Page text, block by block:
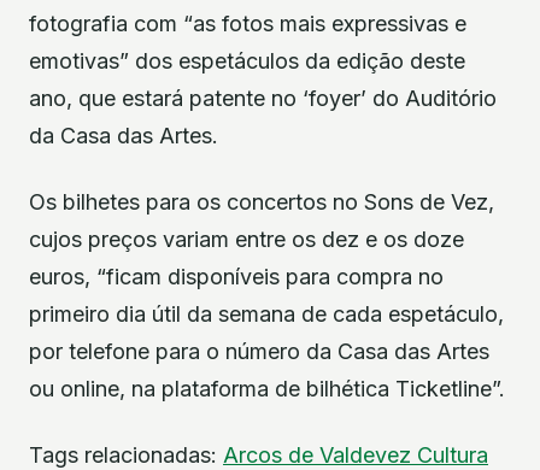
fotografia com “as fotos mais expressivas e
emotivas” dos espetáculos da edição deste
ano, que estará patente no ‘foyer’ do Auditório
da Casa das Artes.
Os bilhetes para os concertos no Sons de Vez,
cujos preços variam entre os dez e os doze
euros, “ficam disponíveis para compra no
primeiro dia útil da semana de cada espetáculo,
por telefone para o número da Casa das Artes
ou online, na plataforma de bilhética Ticketline”.
Tags relacionadas: Arcos de Valdevez Cultura